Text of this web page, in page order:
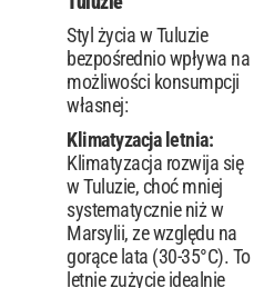
Styl życia w Tuluzie
bezpośrednio wpływa na
możliwości konsumpcji
własnej:
Klimatyzacja letnia:
Klimatyzacja rozwija się
w Tuluzie, choć mniej
systematycznie niż w
Marsylii, ze względu na
gorące lata (30-35°C). To
letnie zużycie idealnie